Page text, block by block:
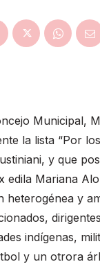
Municipal,
la lista “Por
y que
edila Mariana
heterogénea y
indígenas,
y un otrora